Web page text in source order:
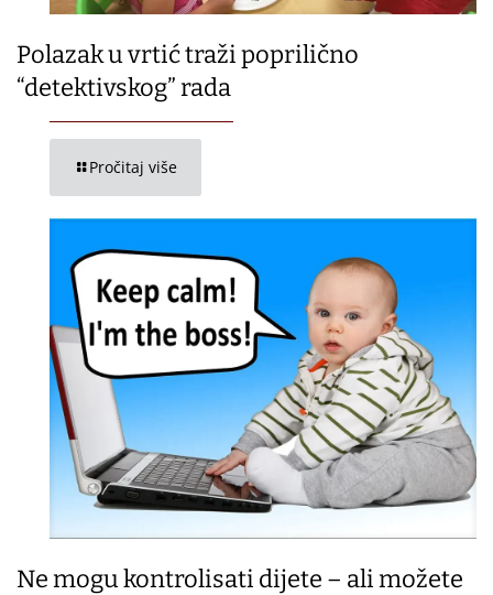
Polazak u vrtić traži poprilično
“detektivskog” rada
Pročitaj više
Ne mogu kontrolisati dijete – ali možete